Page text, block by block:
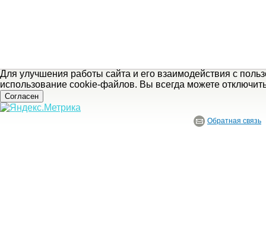
Для улучшения работы сайта и его взаимодействия с
использование cookie-файлов. Вы всегда можете
Согласен
Обратная связь